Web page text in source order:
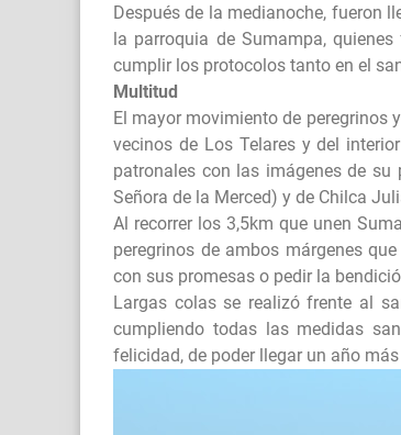
Después de la medianoche, fueron
la parroquia de Sumampa,
cumplir los protocolos tanto en el
Multitud
El mayor movimiento de peregrinos
vecinos de Los Telares y del
patronales con las imágenes de
Señora de la Merced) y de Chilca
Al recorrer los 3,5km que unen
peregrinos de ambos márgenes
con sus promesas o pedir la
Largas colas se realizó frente al
cumpliendo todas las medidas
felicidad, de poder llegar un año